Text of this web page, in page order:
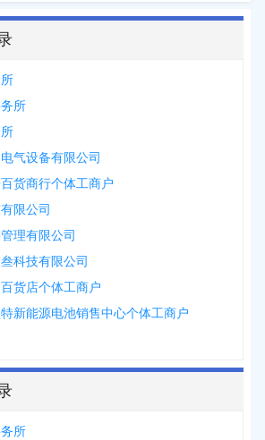
所
气设备有限公司
货商行个体工商户
限公司
理有限公司
科技有限公司
货店个体工商户
新能源电池销售中心个体工商户
所